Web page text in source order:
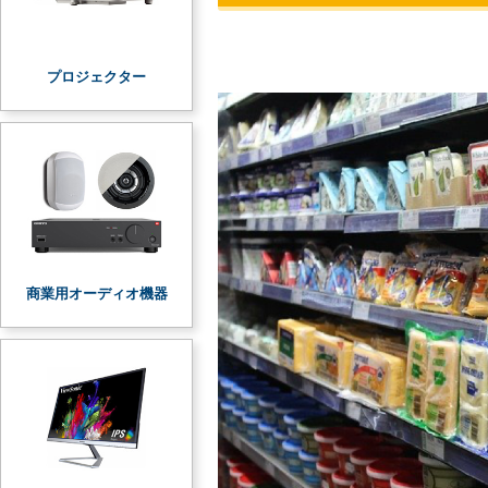
プロジェクター
商業用オーディオ機器